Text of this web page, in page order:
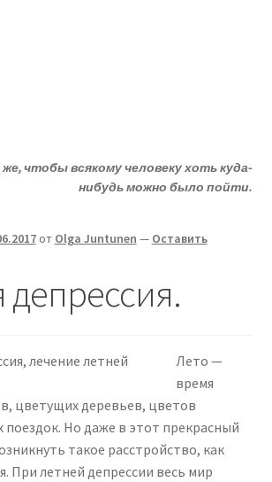
чтобы всякому человеку хоть куда-
нибудь можно было пойти.
от Olga Juntunen — Оставить
депрессия.
Лето —
время
цветущих деревьев, цветов
поездок. Но даже в этот прекрасный
такое расстройство, как
При летней депрессии весь мир